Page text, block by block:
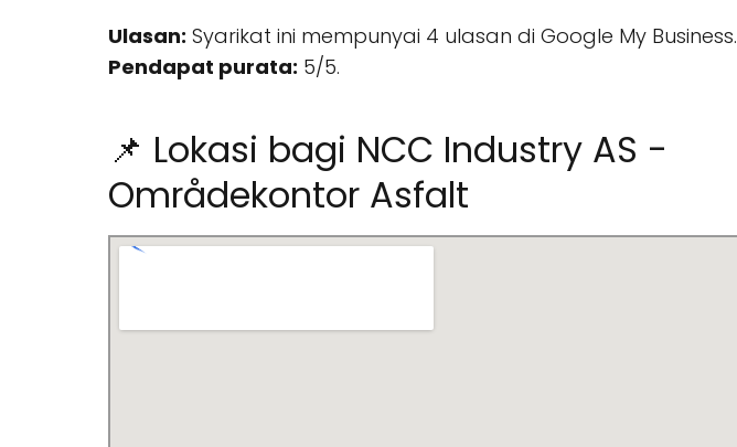
Ulasan: Syarikat ini mempunyai 4 ulasan di Google My Business.
Pendapat purata: 5/5.
📌 Lokasi bagi NCC Industry AS -
Områdekontor Asfalt